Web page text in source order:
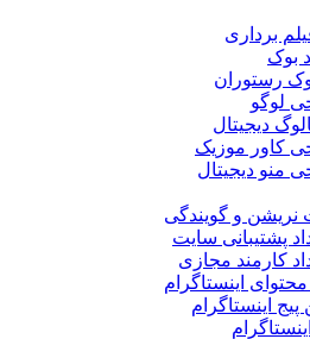
برداری
بوک
رستوران
لوگو
دیجیتال
کاور موزیک
منو دیجیتال
نریشن و گویندگی
پشتیبانی سایت
کارمند مجازی
محتوای اینستاگرام
پیج اینستاگرام